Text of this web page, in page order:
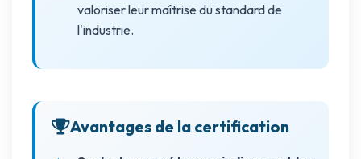
valoriser leur maîtrise du standard de
l'industrie.
Avantages de la certification